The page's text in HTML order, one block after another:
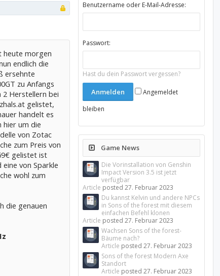
heute morgen
endlich die
ersehnte
zu Anfangs
2 Herstellern bei
gelistet,
handelt es
hier um die
von Zotac
zum Preis von
gelistet ist
eine von Sparkle
wohl zum
die genauen
Benutzername oder E-Mail-Adresse:
Passwort:
Hast du dein Passwort vergessen?
Angemeldet
bleiben
Game News
Die Vorinstallation von Genshin
Impact Version 3.5 ist jetzt
verfügbar
Article posted27. Februar 2023
Du kannst Kelvin und andere NPCs
in Sons of the forest mit diesem
einfachen Befehl klonen
Article posted27. Februar 2023
Wachsen Sons of the forest-
Bäume nach?
Article posted27. Februar 2023
Sons of the forest Modern Axe
Standort
Article posted27. Februar 2023